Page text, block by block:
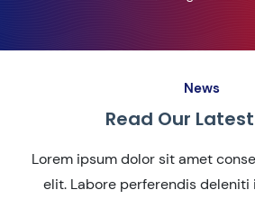
News
Read Our
Lorem ipsum dolor sit amet
elit. Labore perferendis